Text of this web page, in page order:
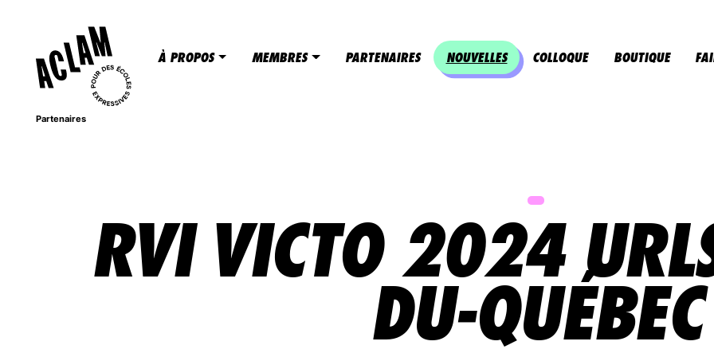
À PROPOS MEMBRES PARTENAIRES NOUVELLES COLLOQUE BOUTIQUE
Nous créons des occasions de partage et des espaces créatifs propices à nourrir les
passions. En appuyant le déploiement d’activités parascolaires culturelles et en outillant
les intervenants socioculturels en milieu scolaire, nous contribuons au développement
Mélomanes Faire
Partenaires
RVI VICTO 2024
DU-QUÉBEC